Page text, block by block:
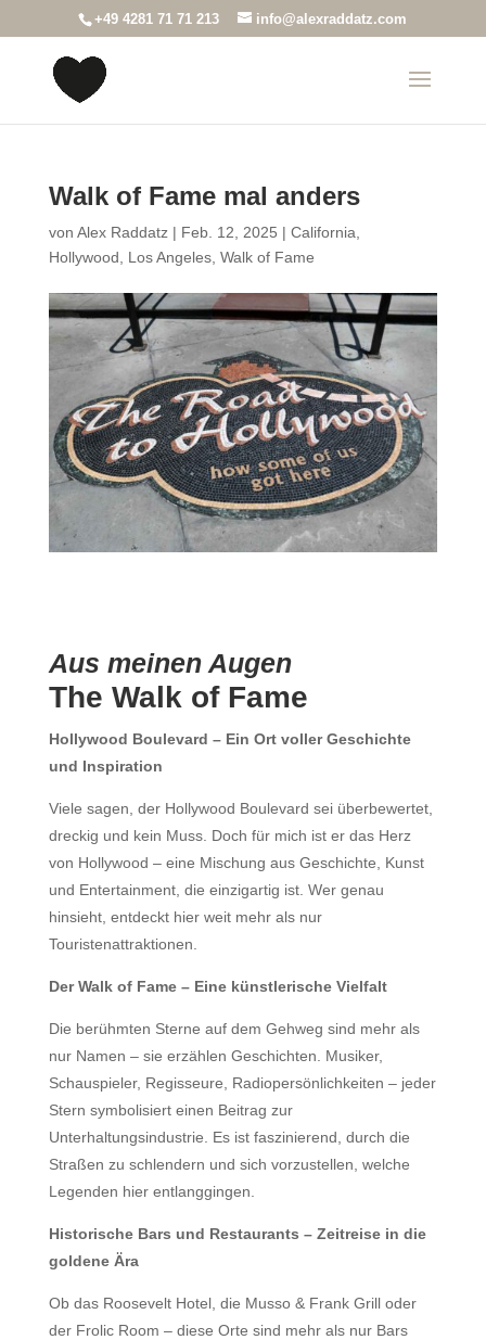
+49 4281 71 71 213 info@alexraddatz.com
Walk of Fame mal anders
von Alex Raddatz| Feb. 12, 2025 | California
Hollywood
Los Angeles, Walk of Fame
Aus meinen Augen
The Walk of Fame
Hollywood Boulevard – Ein Ort voller Geschichte
und Inspiration
Viele sagen, der Hollywood Boulevard sei überbewertet,
dreckig und kein Muss. Doch für mich ist er das Herz
von Hollywood – eine Mischung aus Geschichte, Kunst
und Entertainment, die einzigartig ist. Wer genau
hinsieht, entdeckt hier weit mehr als nur
Touristenattraktionen.
Der Walk of Fame – Eine künstlerische Vielfalt
Die berühmten Sterne auf dem Gehweg sind mehr als
nur Namen – sie erzählen Geschichten. Musiker,
Schauspieler, Regisseure, Radiopersönlichkeiten – jeder
Stern symbolisiert einen Beitrag zur
Unterhaltungsindustrie. Es ist faszinierend, durch die
Straßen zu schlendern und sich vorzustellen, welche
Legenden hier entlanggingen.
Historische Bars und Restaurants – Zeitreise in die
goldene Ära
Ob das Roosevelt Hotel, die Musso & Frank Grill oder
der Frolic Room – diese Orte sind mehr als nur Bars